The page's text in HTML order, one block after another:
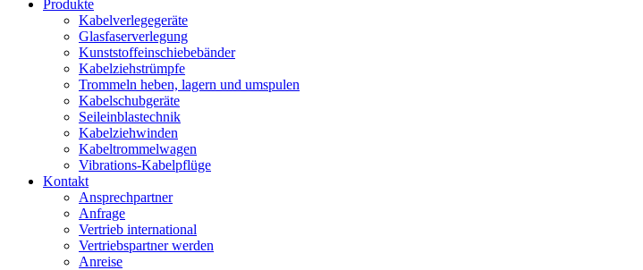
Produkte
Kabelverlegegeräte
Glasfaserverlegung
Kunststoffeinschiebebänder
Kabelziehstrümpfe
Trommeln heben, lagern und umspulen
Kabelschubgeräte
Seileinblastechnik
Kabelziehwinden
Kabeltrommelwagen
Vibrations-Kabelpflüge
Kontakt
Ansprechpartner
Anfrage
Vertrieb international
Vertriebspartner werden
Anreise